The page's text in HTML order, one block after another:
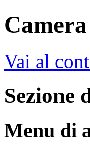
Vai al
Sezione
Menu di